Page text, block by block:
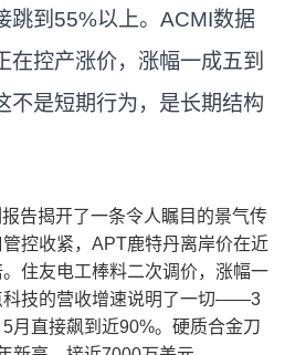
跳到55%以上。ACMI数据
在控产涨价，涨幅一成五到
是短期行为，是长期结构
告揭开了一条令人瞩目的景气传
控收紧，APT鹿特丹离岸价在近
住友电工棒料二次调价，涨幅一
科技的营收增速说明了一切——3
月直接飙到近90%。硬质合金刀